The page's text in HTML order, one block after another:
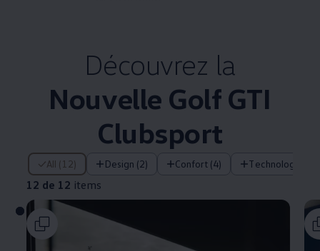
Découvrez la
Nouvelle Golf GTI
Clubsport
All (12) Design (2) Confort (4) Technologie (4)
12 de 12 items
12 de 12 items